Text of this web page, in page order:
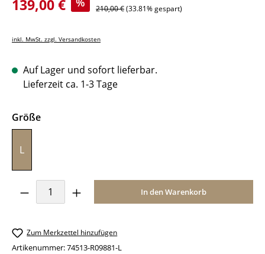
139,00 € Regulärer Preis:
210,00 €(33.81% gespart)
inkl. MwSt. zzgl. Versandkosten
Auf Lager und sofort lieferbar.
Lieferzeit ca. 1-3 Tage
Größeauswählen
L
Produkt Anzahl: Gib den gewünschten
In den Warenkorb
Zum Merkzettel hinzufügen
Artikenummer:74513-R09881-L